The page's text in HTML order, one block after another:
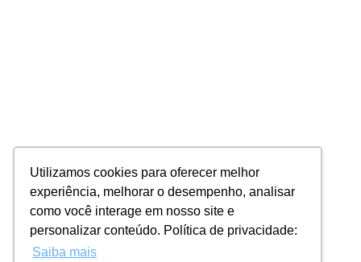
Utilizamos cookies para oferecer melhor
experiência, melhorar o desempenho, analisar
como você interage em nosso site e
personalizar conteúdo. Política de privacidade:
Saiba mais